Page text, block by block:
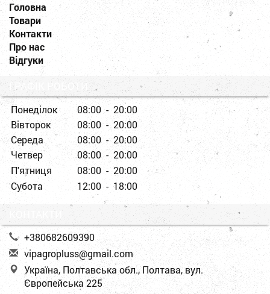
Головна
Товари
Контакти
Про нас
Відгуки
ГРАФІК РОБОТИ
Понеділок
08:00 - 20:00
Вівторок
08:00 - 20:00
Середа
08:00 - 20:00
Четвер
08:00 - 20:00
П'ятниця
08:00 - 20:00
Субота
12:00 - 18:00
КОНТАКТИ
+380682609390
vipagropluss@gmail.com
Україна, Полтавська обл., Полтава, вул.
Європейська 225